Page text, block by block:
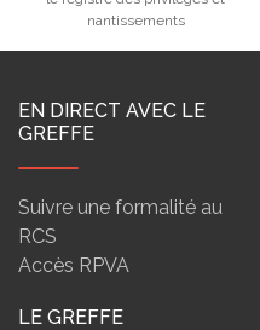
nantissements
EN DIRECT AVEC LE
GREFFE
Suivre une formalité au
RCS
Accès RPVA
LE GREFFE